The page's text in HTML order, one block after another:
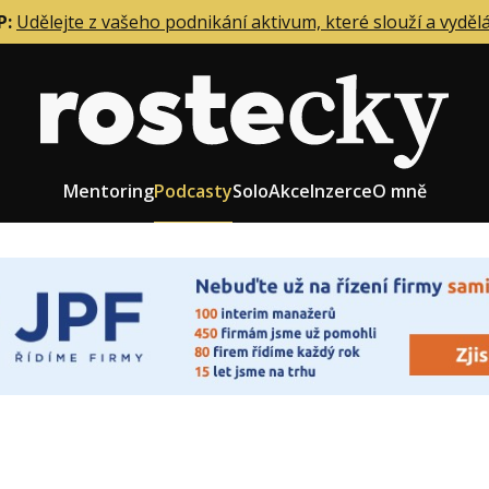
Udělejte z vašeho podnikání aktivum, které slouží a
MentoringPodcastySoloAkceInzerceO mně
firmy
zaměstnanců
Role zakladatele/CEO
Růst firmy